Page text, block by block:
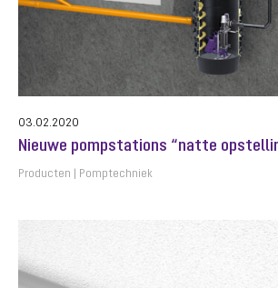
03.02.2020
Nieuwe pompstations “natte
Producten Pomptechniek